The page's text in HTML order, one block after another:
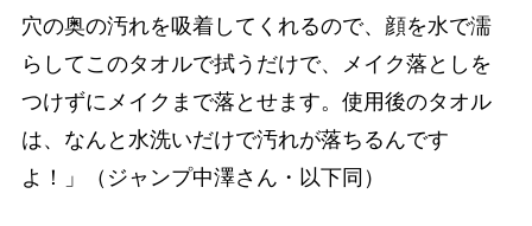
穴の奥の汚れを吸着してくれるので、顔を水で濡
らしてこのタオルで拭うだけで、メイク落としを
つけずにメイクまで落とせます。使用後のタオル
は、なんと水洗いだけで汚れが落ちるんです
よ！」（ジャンプ中澤さん・以下同）